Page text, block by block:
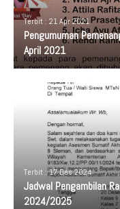
Terbit : 21 Apr 2021
Pengumuman
April 2021
Terbit : 17 Des 2024
Jadwal Pengambilan
2024/2025